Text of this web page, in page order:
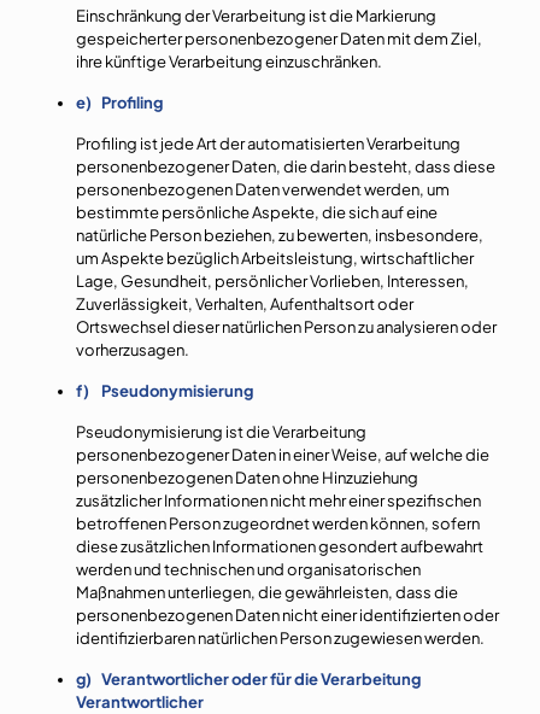
Einschränkung der Verarbeitung ist die Markierung
gespeicherter personenbezogener Daten mit dem Ziel,
ihre künftige Verarbeitung einzuschränken.
e) Profiling
Profiling ist jede Art der automatisierten Verarbeitung
personenbezogener Daten, die darin besteht, dass diese
personenbezogenen Daten verwendet werden, um
bestimmte persönliche Aspekte, die sich auf eine
natürliche Person beziehen, zu bewerten, insbesondere,
um Aspekte bezüglich Arbeitsleistung, wirtschaftlicher
Lage, Gesundheit, persönlicher Vorlieben, Interessen,
Zuverlässigkeit, Verhalten, Aufenthaltsort oder
Ortswechsel dieser natürlichen Person zu analysieren oder
vorherzusagen.
f) Pseudonymisierung
Pseudonymisierung ist die Verarbeitung
personenbezogener Daten in einer Weise, auf welche die
personenbezogenen Daten ohne Hinzuziehung
zusätzlicher Informationen nicht mehr einer spezifischen
betroffenen Person zugeordnet werden können, sofern
diese zusätzlichen Informationen gesondert aufbewahrt
werden und technischen und organisatorischen
Maßnahmen unterliegen, die gewährleisten, dass die
personenbezogenen Daten nicht einer identifizierten oder
identifizierbaren natürlichen Person zugewiesen werden.
g) Verantwortlicher oder für die Verarbeitung
Verantwortlicher